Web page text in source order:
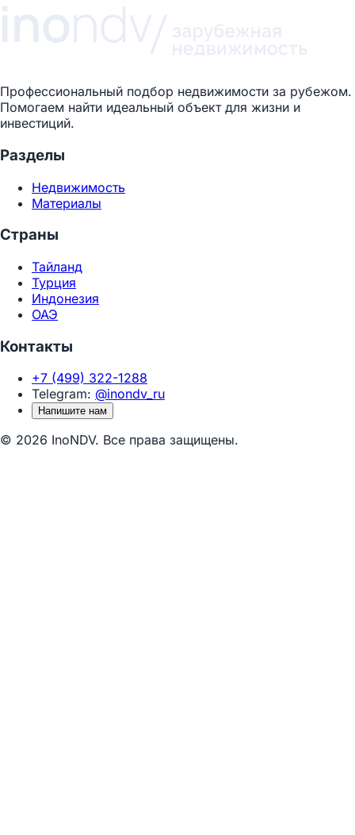
Профессиональный подбор недвижимости за рубежом.
Помогаем найти идеальный объект для жизни и
инвестиций.
Разделы
Недвижимость
Материалы
Страны
Тайланд
Турция
Индонезия
ОАЭ
Контакты
+7 (499) 322-1288
Telegram: @inondv_ru
Напишите нам
© 2026 InoNDV. Все права защищены.